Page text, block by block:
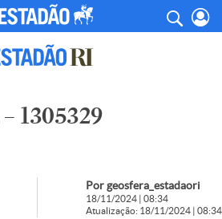
1305329
Por geosfera_estadaori
18/11/2024 | 08:34
Atualização: 18/11/2024 | 08:34